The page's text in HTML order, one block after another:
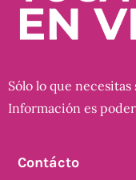
Sólo lo que
Información es
Contácto